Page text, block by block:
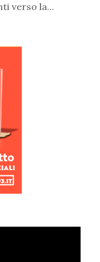
verso la...